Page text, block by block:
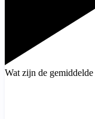
Wat zijn de gemiddelde